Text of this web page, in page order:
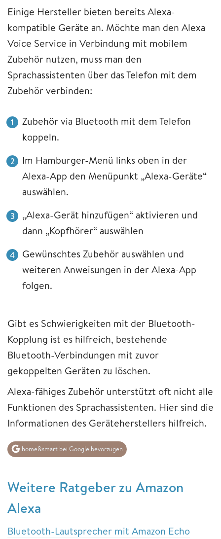
Einige Hersteller bieten bereits Alexa-
kompatible Geräte an. Möchte man den Alexa
Voice Service in Verbindung mit mobilem
Zubehör nutzen, muss man den
Sprachassistenten über das Telefon mit dem
Zubehör verbinden:
Zubehör via Bluetooth mit dem Telefon
koppeln.
Im Hamburger-Menü links oben in der
Alexa-App den Menüpunkt „Alexa-Geräte“
auswählen.
„Alexa-Gerät hinzufügen“ aktivieren und
dann „Kopfhörer“ auswählen
Gewünschtes Zubehör auswählen und
weiteren Anweisungen in der Alexa-App
folgen.
Gibt es Schwierigkeiten mit der Bluetooth-
Kopplung ist es hilfreich, bestehende
Bluetooth-Verbindungen mit zuvor
gekoppelten Geräten zu löschen.
Alexa-fähiges Zubehör unterstützt oft nicht alle
Funktionen des Sprachassistenten. Hier sind die
Informationen des Geräteherstellers hilfreich.
home&smart bei Google bevorzugen
Weitere Ratgeber zu Amazon
Alexa
Bluetooth-Lautsprecher mit Amazon Echo